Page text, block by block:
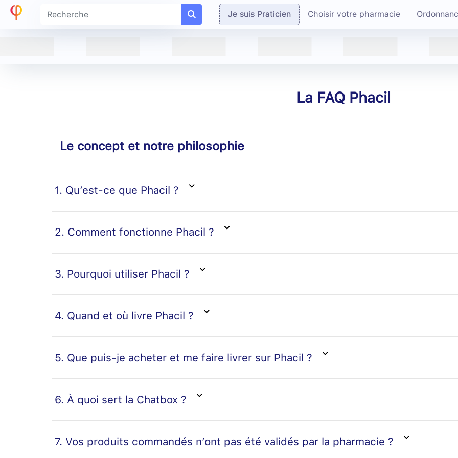
Je suis Praticien Choisir votre pharmacie
La FAQ Phacil
Le concept et notre philosophie
1. Qu’est-ce que Phacil ?
2. Comment fonctionne Phacil ?
3. Pourquoi utiliser Phacil ?
4. Quand et où livre Phacil ?
5. Que puis-je acheter et me faire livrer sur Phacil ?
6. À quoi sert la Chatbox ?
7. Vos produits commandés n’ont pas été validés par la pharmacie ?